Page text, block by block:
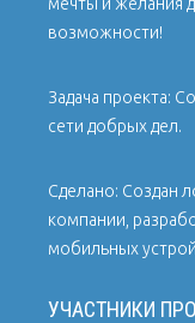
возможности!
Задача проекта:
сети добрых дел.
Сделано: Создан
компании,
мобильных
УЧАСТНИКИ